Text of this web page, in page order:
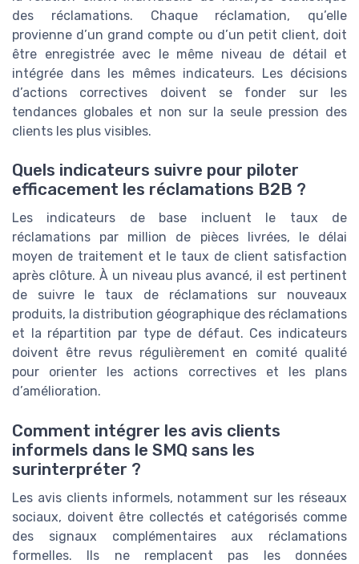
des réclamations. Chaque réclamation, qu’elle
provienne d’un grand compte ou d’un petit client, doit
être enregistrée avec le même niveau de détail et
intégrée dans les mêmes indicateurs. Les décisions
d’actions correctives doivent se fonder sur les
tendances globales et non sur la seule pression des
clients les plus visibles.
Quels indicateurs suivre pour piloter
efficacement les réclamations B2B ?
Les indicateurs de base incluent le taux de
réclamations par million de pièces livrées, le délai
moyen de traitement et le taux de client satisfaction
après clôture. À un niveau plus avancé, il est pertinent
de suivre le taux de réclamations sur nouveaux
produits, la distribution géographique des réclamations
et la répartition par type de défaut. Ces indicateurs
doivent être revus régulièrement en comité qualité
pour orienter les actions correctives et les plans
d’amélioration.
Comment intégrer les avis clients
informels dans le SMQ sans les
surinterpréter ?
Les avis clients informels, notamment sur les réseaux
sociaux, doivent être collectés et catégorisés comme
des signaux complémentaires aux réclamations
formelles. Ils ne remplacent pas les données